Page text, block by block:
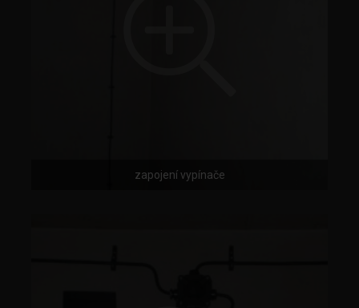
zapojení vypínače